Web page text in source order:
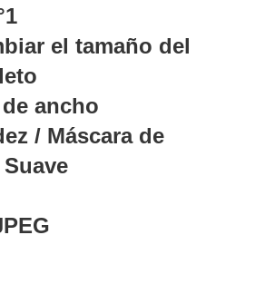
el tamaño del
ancho
/ Máscara de